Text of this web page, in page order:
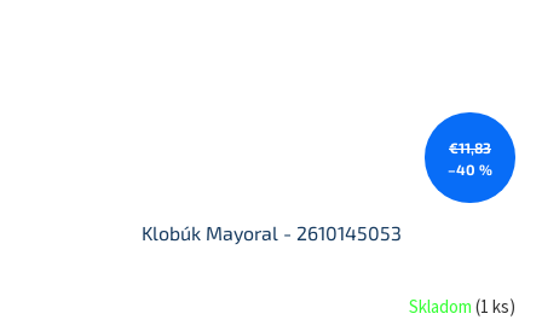
€11,83
–40 %
Klobúk Mayoral - 2610145053
Skladom(1 ks)